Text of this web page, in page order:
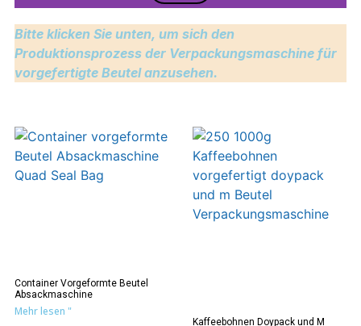
Bitte klicken Sie unten, um sich den
Produktionsprozess der Verpackungsmaschine für
vorgefertigte Beutel anzusehen.
Container Vorgeformte Beutel
Absackmaschine
Mehr lesen "
Kaffeebohnen Doypack und M